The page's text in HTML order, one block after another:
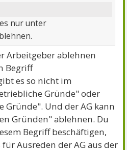
nur unter
Arbeitgeber ablehnen
Begriff
es so nicht im
Gründe" oder
Und der AG kann
Gründen" ablehnen. Du
Begriff beschäftigen,
Ausreden der AG aus der